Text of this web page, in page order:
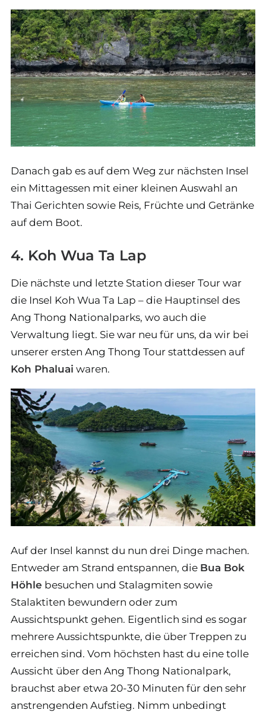
Danach gab es auf dem Weg zur nächsten Insel
ein Mittagessen mit einer kleinen Auswahl an
Thai Gerichten sowie Reis, Früchte und Getränke
auf dem Boot.
4. Koh Wua Ta Lap
Die nächste und letzte Station dieser Tour war
die Insel Koh Wua Ta Lap – die Hauptinsel des
Ang Thong Nationalparks, wo auch die
Verwaltung liegt. Sie war neu für uns, da wir bei
unserer ersten Ang Thong Tour stattdessen auf
Koh Phaluai waren.
Auf der Insel kannst du nun drei Dinge machen.
Entweder am Strand entspannen, die Bua Bok
Höhle besuchen und Stalagmiten sowie
Stalaktiten bewundern oder zum
Aussichtspunkt gehen. Eigentlich sind es sogar
mehrere Aussichtspunkte, die über Treppen zu
erreichen sind. Vom höchsten hast du eine tolle
Aussicht über den Ang Thong Nationalpark,
brauchst aber etwa 20-30 Minuten für den sehr
anstrengenden Aufstieg. Nimm unbedingt